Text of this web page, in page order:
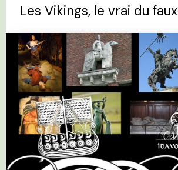
Les Vikings, le vrai du faux